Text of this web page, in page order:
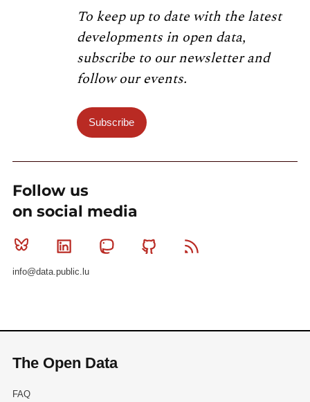
To keep up to date with the latest
developments in open data,
subscribe to our newsletter and
follow our events.
Subscribe
Follow us
on social media
Bluesky Linkedin MastodonGithub
info@data.public.lu
The Open Data
FAQ